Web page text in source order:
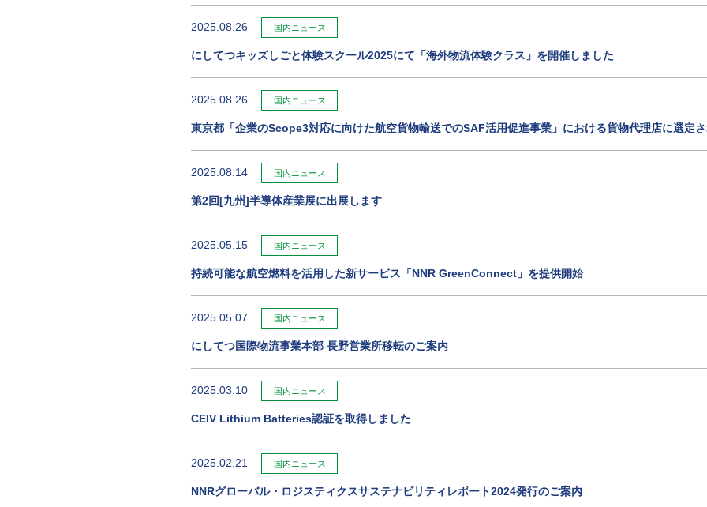
2025.08.26 国内ニュース
にしてつキッズしごと体験スクール2025にて「海外物流体験クラス」を開催しました
2025.08.26 国内ニュース
東京都「企業のScope3対応に向けた航空貨物輸送でのSAF活用促進事業」における貨物代理店に選定
2025.08.14 国内ニュース
第2回[九州]半導体産業展に出展します
2025.05.15 国内ニュース
持続可能な航空燃料を活用した新サービス「NNR GreenConnect」を提供開始
2025.05.07 国内ニュース
にしてつ国際物流事業本部 長野営業所移転のご案内
2025.03.10 国内ニュース
CEIV Lithium Batteries認証を取得しました
2025.02.21 国内ニュース
NNRグローバル・ロジスティクスサステナビリティレポート2024発行のご案内